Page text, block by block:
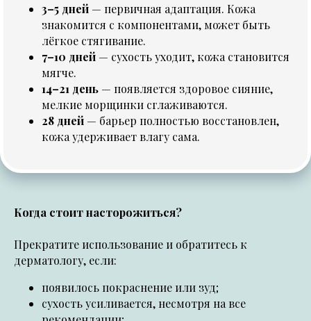
3–5 дней — первичная адаптация. Кожа
знакомится с компонентами, может быть
лёгкое стягивание.
7–10 дней — сухость уходит, кожа становится
мягче.
14–21 день — появляется здоровое сияние,
мелкие морщинки сглаживаются.
28 дней — барьер полностью восстановлен,
кожа удерживает влагу сама.
Когда стоит насторожиться?
Прекратите использование и обратитесь к
дерматологу, если:
появилось покраснение или зуд;
сухость усиливается, несмотря на все